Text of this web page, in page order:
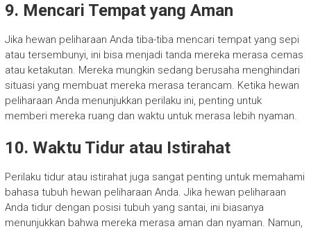
9. Mencari Tempat yang Aman
Jika hewan peliharaan Anda tiba-tiba mencari tempat yang sepi
atau tersembunyi, ini bisa menjadi tanda mereka merasa cemas
atau ketakutan. Mereka mungkin sedang berusaha menghindari
situasi yang membuat mereka merasa terancam. Ketika hewan
peliharaan Anda menunjukkan perilaku ini, penting untuk
memberi mereka ruang dan waktu untuk merasa lebih nyaman.
10. Waktu Tidur atau Istirahat
Perilaku tidur atau istirahat juga sangat penting untuk memahami
bahasa tubuh hewan peliharaan Anda. Jika hewan peliharaan
Anda tidur dengan posisi tubuh yang santai, ini biasanya
menunjukkan bahwa mereka merasa aman dan nyaman. Namun,